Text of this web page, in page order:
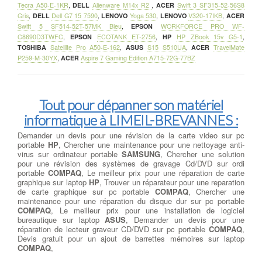
Tecra A50-E-1KR,DELL Alienware M14x R2 , ACER Swift 3 SF315-52-56S8
Gris, DELL Dell G7 15 7590,LENOVO Yoga 530, LENOVO V320-17IKB,ACER
Swift 5 SF514-52T-57MK Bleu,EPSON
WORKFORCE PRO WF-
C8690D3TWFC, EPSON ECOTANK ET-2756, HP HP ZBook 15v G5-1 ,
TOSHIBA Satellite Pro A50-E-162, ASUS S15 S510UA,ACER TravelMate
P259-M-30YX, ACER Aspire 7 Gaming Edition A715-72G-77BZ
Tout pour dépanner son matériel
informatique à LIMEIL-BREVANNES :
Demander un devis pour une révision de la carte video sur pc
portable HP, Chercher une maintenance pour une nettoyage anti-
virus sur ordinateur portableSAMSUNG, Chercher une solution
pour une révision des systèmes de gravage Cd/DVD sur ordi
portableCOMPAQ, Le meilleur prix pour une réparation de carte
graphique sur laptop HP, Trouver un réparateur pour une reparation
de carte graphique sur pc portable COMPAQ, Chercher une
maintenance pour une réparation du disque dur sur pc portable
COMPAQ, Le meilleur prix pour une installation de logiciel
bureautique sur laptopASUS, Demander un devis pour une
réparation de lecteur graveur CD/DVD sur pc portable COMPAQ,
Devis gratuit pour un ajout de barrettes mémoires sur laptop
COMPAQ,